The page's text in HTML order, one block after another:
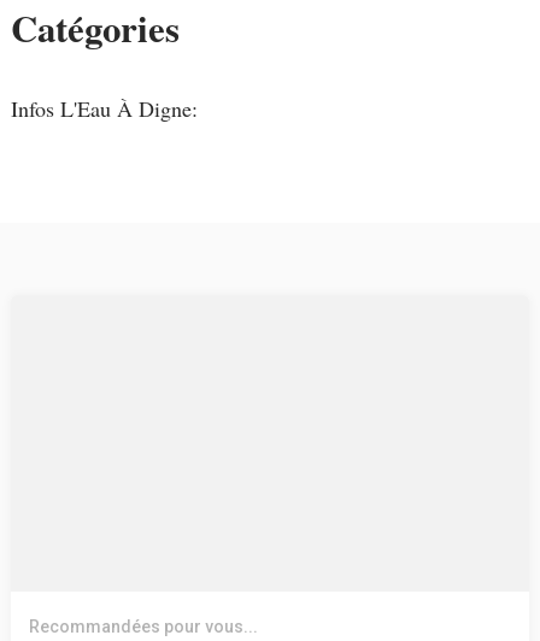
Catégories
Infos L'Eau À Digne:
Recommandées pour vous...